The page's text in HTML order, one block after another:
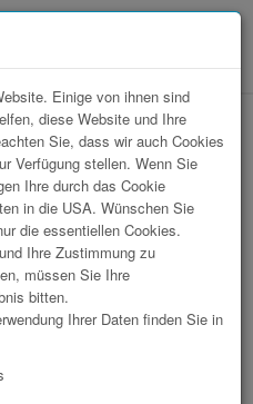
bei Erste Group
Einige von ihnen sind
diese Website und Ihre
Sie, dass wir auch Cookies
Verfügung stellen. Wenn Sie
Ihre durch das Cookie
in die USA. Wünschen Sie
die essentiellen Cookies.
Ihre Zustimmung zu
müssen Sie Ihre
bitten.
Ihrer Daten finden Sie in